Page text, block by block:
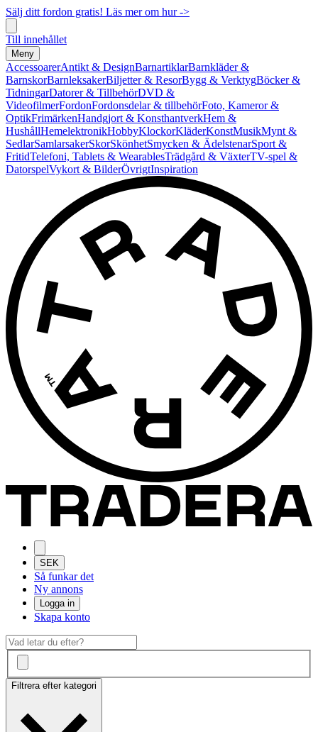
Sälj ditt fordon gratis! Läs mer om hur ->
Till innehållet
Meny
AccessoarerAntikt & DesignBarnartiklarBarnkläder &
BarnskorBarnleksakerBiljetter & ResorBygg & VerktygBöcker &
TidningarDatorer & TillbehörDVD &
VideofilmerFordonFordonsdelar & tillbehörFoto, Kameror &
OptikFrimärkenHandgjort & KonsthantverkHem &
HushållHemelektronikHobbyKlockorKläderKonstMusikMynt &
SedlarSamlarsakerSkorSkönhetSmycken & ÄdelstenarSport &
FritidTelefoni, Tablets & WearablesTrädgård & VäxterTV-spel &
DatorspelVykort & BilderÖvrigtInspiration
SEK
Så funkar det
Ny annons
Logga in
Skapa konto
Filtrera efter kategori